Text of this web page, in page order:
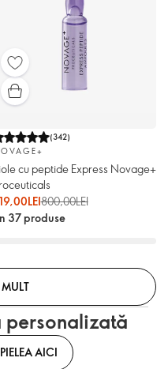
(342)
cu peptide Express Novage+
800,00LEI
37 produse
AICI